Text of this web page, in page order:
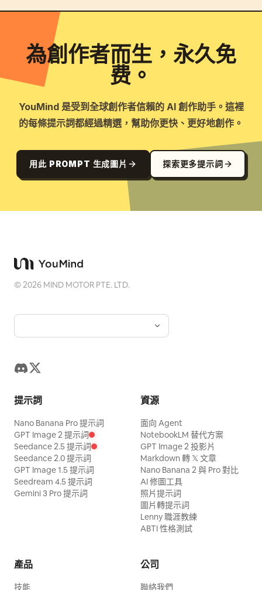
為創作者而生，永久免
费。
YouMind 是受到全球創作者信賴的 AI 創作助手。這裡
的每條提示詞都經過精選，幫助你更快、更好地創作。
用此 PROMPT 生成圖片 探索更多提示詞
©2026 MIND MOTOR PTE. LTD.
提示詞
Nano Banana Pro 提示詞
GPT Image 2 提示詞
Seedance 2.5 提示詞
Seedance 2.0 提示詞
GPT Image 1.5 提示詞
Seedream 4.5 提示詞
Gemini 3 Pro 提示詞
資源
面向 Agent
NotebookLM 替代方案
GPT Image 2 投影片
Markdown 轉 𝕏 文章
Nano Banana 2 與 Pro 對比
AI 修圖工具
照片提示詞
圖片轉提示詞
Lenny 職涯教練
ABTI 性格測試
產品
技能
公司
聯絡我們